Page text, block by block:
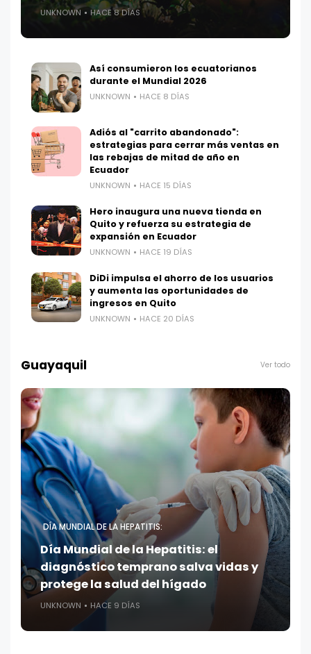
UNKNOWN HACE 8 DÍAS
Así consumieron los ecuatorianos
durante el Mundial 2026
UNKNOWN HACE 8 DÍAS
Adiós al "carrito abandonado":
estrategias para cerrar más ventas en
las rebajas de mitad de año en
Ecuador
UNKNOWN HACE 15 DÍAS
Hero inaugura una nueva tienda en
Quito y refuerza su estrategia de
expansión en Ecuador
UNKNOWN HACE 19 DÍAS
DiDi impulsa el ahorro de los usuarios
y aumenta las oportunidades de
ingresos en Quito
UNKNOWN HACE 20 DÍAS
Guayaquil Ver todo
DÍA MUNDIAL DE LA HEPATITIS:
Día Mundial de la Hepatitis: el
diagnóstico temprano salva vidas y
protege la salud del hígado
UNKNOWN HACE 9 DÍAS